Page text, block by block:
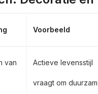
Voorbeeld
van Actieve levensstijl
vraagt om